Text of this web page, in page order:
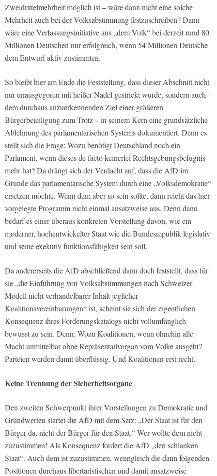
Zweidrittelmehrheit möglich ist – wäre dann nicht eine solche
Mehrheit auch bei der Volksabstimmung festzuschreiben? Dann
wäre eine Verfassungsinitiative aus „dem Volk“ bei derzeit rund 80
Millionen Deutschen nur erfolgreich, wenn 54 Millionen Deutsche
dem Entwurf aktiv zustimmten.
So bleibt hier am Ende die Feststellung, dass dieser Abschnitt nicht
nur unausgegoren mit heißer Nadel gestrickt wurde, sondern auch –
dem durchaus anzuerkennenden Ziel einer größeren
Bürgerbeteiligung zum Trotz – in seinem Kern eine grundsätzliche
Ablehnung des parlamentarischen Systems dokumentiert. Denn es
stellt sich die Frage: Wozu benötigt Deutschland noch ein
Parlament, wenn dieses de facto keinerlei Rechtsgebungsbefugnis
mehr hat? Da drängt sich der Verdacht auf, dass die AfD im
Grunde das parlamentarische System durch eine „Volksdemokratie“
ersetzen möchte. Wenn dem aber so sein sollte, dann reicht das hier
vorgelegte Programm nicht einmal ansatzweise aus. Denn dann
bedarf es einer überaus konkreten Vorstellung davon, wie ein
moderner, hochentwickelter Staat wie die Bundesrepublik legislativ
und seine exekutiv funktionsfähigkeit sein soll.
Da andererseits die AfD abschließend dann doch feststellt, dass für
sie „die Einführung von Volksabstimmungen nach Schweizer
Modell nicht verhandelbarer Inhalt jeglicher
Koalitionsvereinbarungen“ ist, scheint sie sich der eigentlichen
Konsequenz ihres Forderungskatalogs nicht vollumfänglich
bewusst zu sein. Denn: Wozu Koalitionen, wenn ohnehin alle
Macht unmittelbar ohne Repräsentativorgan vom Volke ausgeht?
Parteien werden damit überflüssig. Und Koalitionen erst recht.
Keine Trennung der Sicherheitsorgane
Den zweiten Schwerpunkt ihrer Vorstellungen zu Demokratie und
Grundwerten startet die AfD mit dem Satz: „Der Staat ist für den
Bürger da, nicht der Bürger für den Staat.“ Wer wollte dem nicht
zuzustimmen! Als Konsequenz fordert die AfD „den schlanken
Staat“. Auch dem ist zuzustimmen, wenngleich die dann folgenden
Positionen durchaus libertaristischen und damit ansatzweise